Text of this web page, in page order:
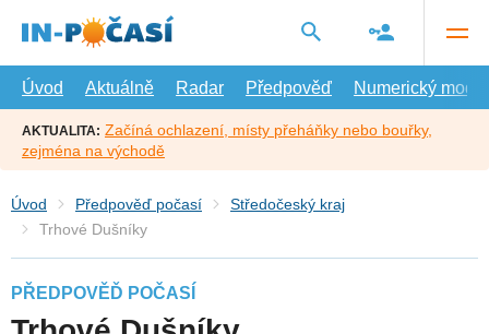
hlavní
Úvod
Aktuálně Radar Předpověď Numerický model
AKTUALITA: Začíná ochlazení, místy přeháňky nebo bouřky,
zejména na východě
Úvod Předpověď počasí
Středočeský kraj
Trhové Dušníky
PŘEDPOVĚĎ POČASÍ